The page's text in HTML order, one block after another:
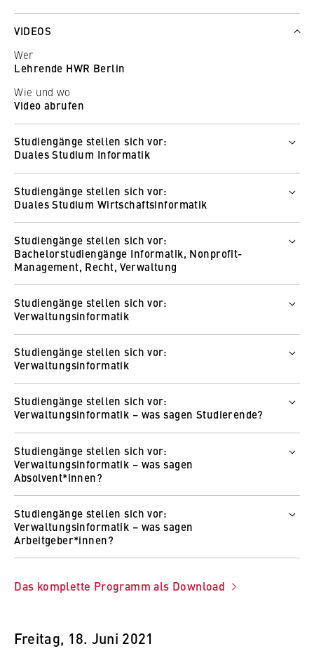
Zur Online-Messe
VIDEOS
Wer
Lehrende HWR Berlin
Wie und wo
Video abrufen
Studiengänge stellen sich vor:
Duales Studium Informatik
Wer
Prof. Dr. Dagmar Monett
Studiengänge stellen sich vor:
Duales Studium Wirtschaftsinformatik
Wer
Prof. Dr. Gert Faustmann
Wie und wo
Zum Video
Studiengänge stellen sich vor:
Bachelorstudiengänge Informatik, Nonprofit-
Management, Recht, Verwaltung
Prof. Dr. Robert Knappe
Studiengänge stellen sich vor:
Verwaltungsinformatik
Wer
Prof. Dr. Dagmar Lück-Schneider
Studiengänge stellen sich vor:
Verwaltungsinformatik
Wer
Studierende HWR Berlin
Studiengänge stellen sich vor:
Verwaltungsinformatik – was sagen Studierende?
Wer
Studierende HWR Berlin
Wie und wo
Studiengänge stellen sich vor:
Verwaltungsinformatik – was sagen
Absolvent*innen?
Wer
Absolventinnen und Absolventen HWR Berlin
Wie und wo
Zum Video
Studiengänge stellen sich vor:
Verwaltungsinformatik – was sagen
Arbeitgeber*innen?
Wer
Das komplette Programm als Download
Freitag, 18. Juni 2021